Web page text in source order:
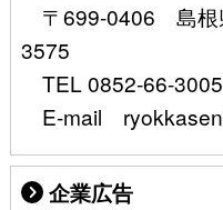
〒699-0406 島根
3575
TEL 0852-66-
E-mail
企業広告